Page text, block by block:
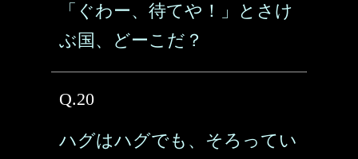
「ぐわー、待てや！」とさけ
ぶ国、どーこだ？
Q.20
ハグはハグでも、そろってい